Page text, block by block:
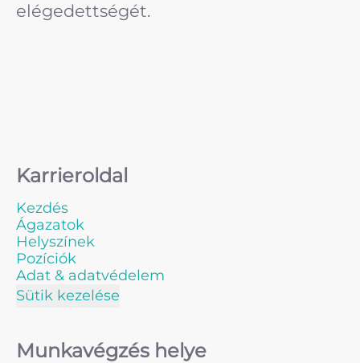
elégedettségét.
Karrieroldal
Kezdés
Ágazatok
Helyszínek
Pozíciók
Adat & adatvédelem
Sütik kezelése
Munkavégzés helye